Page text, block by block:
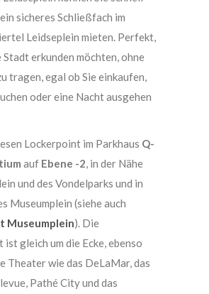
sicheres Schließfach im
Leidseplein mieten. Perfekt,
Stadt erkunden möchten, ohne
tragen, egal ob Sie einkaufen,
oder eine Nacht ausgehen
Lockerpoint im Parkhaus Q-
auf Ebene -2, in der Nähe
und des Vondelparks und in
Museumplein (siehe auch
Museumplein). Die
ist gleich um die Ecke, ebenso
Theater wie das DeLaMar, das
Pathé City und das